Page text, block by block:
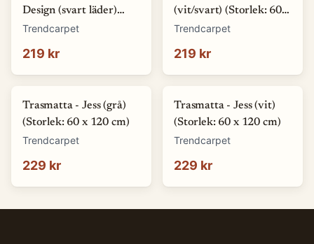
Design (svart läder)
(Storlek: 60 x 110 cm)
Trendcarpet
219 kr
(vit/svart) (Storlek: 60 x
120 cm)
Trendcarpet
219 kr
Trasmatta - Jess (grå)
(Storlek: 60 x 120 cm)
Trendcarpet
229 kr
Trasmatta - Jess (vit)
(Storlek: 60 x 120 cm)
Trendcarpet
229 kr